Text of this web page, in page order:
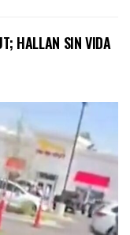
HALLAN SIN VIDA